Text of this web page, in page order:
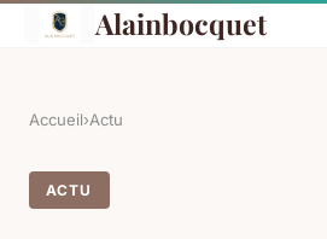
Alainbocquet
Accueil›Actu
ACTU